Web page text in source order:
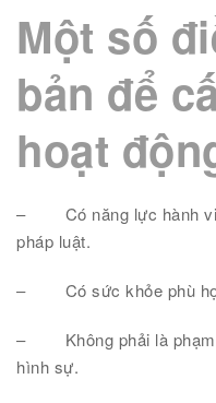
Một số
bản để
hoạt
–
Có năng lực hành
pháp luật.
– Có sức khỏe phù
–
Không phải là
hình sự.